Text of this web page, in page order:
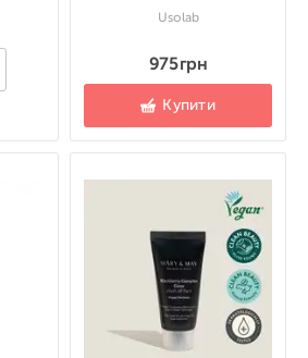
Usolab
975 грн
Купити